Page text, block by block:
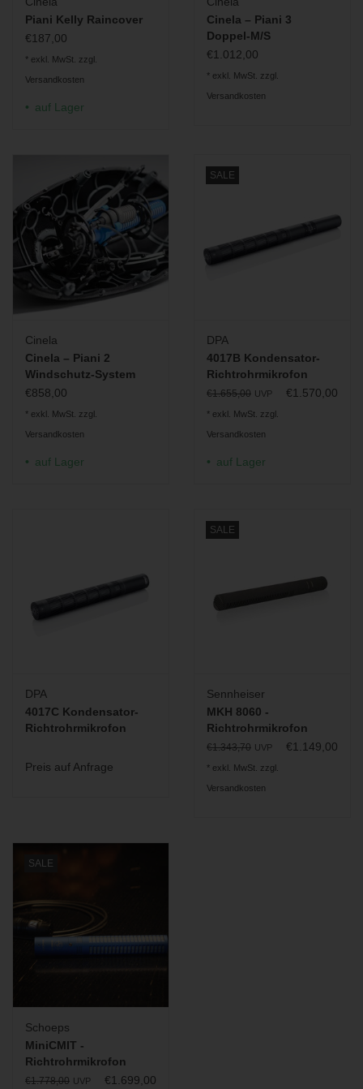
Piani Kelly Raincover
€187,00
* exkl. MwSt. zzgl.
Versandkosten
auf Lager
Cinela – Piani 3
Doppel-M/S
Windschutz-System
€1.012,00
* exkl. MwSt. zzgl.
Versandkosten
Cinela
Cinela – Piani 2
Windschutz-System
€858,00
* exkl. MwSt. zzgl.
Versandkosten
auf Lager
SALE
DPA
4017B Kondensator-
Richtrohrmikrofon
€1.655,00 UVP €1.570,00
* exkl. MwSt. zzgl.
Versandkosten
auf Lager
DPA
4017C Kondensator-
Richtrohrmikrofon
Preis auf Anfrage
SALE
Sennheiser
MKH 8060 -
Richtrohrmikrofon
€1.343,70 UVP €1.149,00
* exkl. MwSt. zzgl.
Versandkosten
SALE
Schoeps
MiniCMIT -
Richtrohrmikrofon
€1.778,00 UVP €1.699,00